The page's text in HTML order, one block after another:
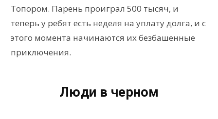
Топором. Парень проиграл 500 тысяч, и
теперь у ребят есть неделя на уплату долга, и с
этого момента начинаются их безбашенные
приключения.
Люди в черном